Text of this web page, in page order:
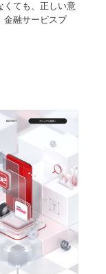
くても、正しい意
金融サービスプ